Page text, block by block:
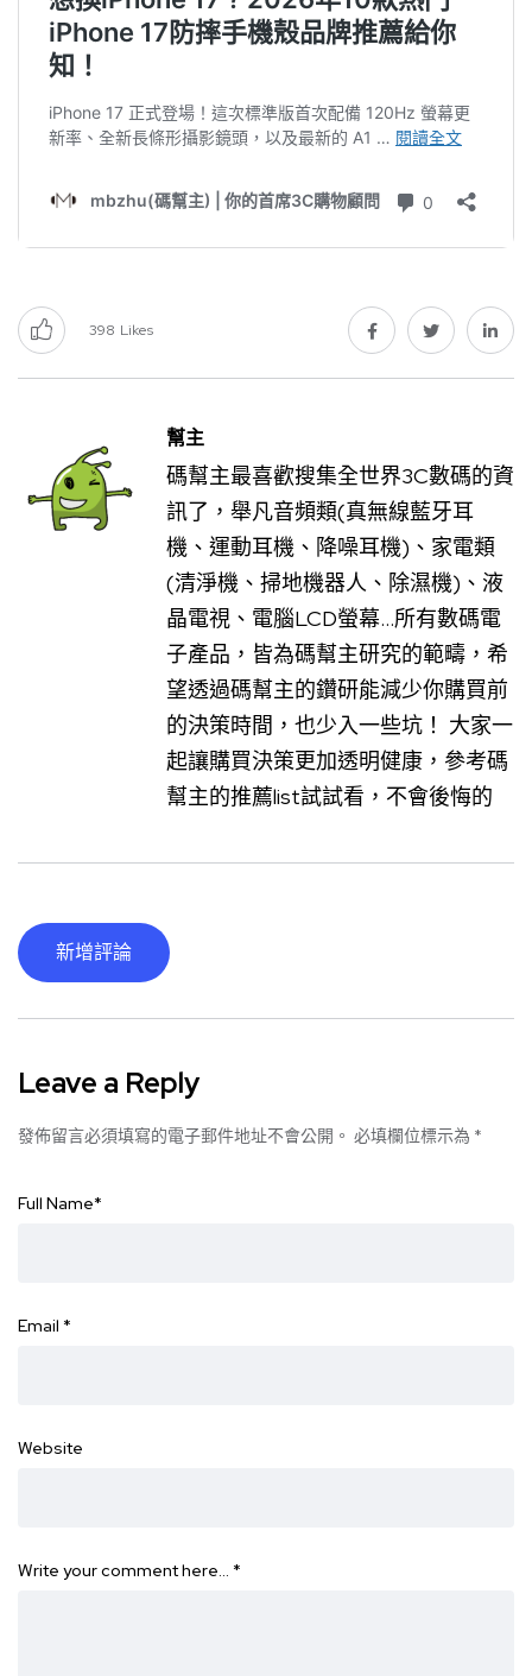
398 Likes
幫主
碼幫主最喜歡搜集全世界3C數碼的資
訊了，舉凡音頻類(真無線藍牙耳
機、運動耳機、降噪耳機)、家電類
(清淨機、掃地機器人、除濕機)、液
晶電視、電腦LCD螢幕...所有數碼電
子產品，皆為碼幫主研究的範疇，希
望透過碼幫主的鑽研能減少你購買前
的決策時間，也少入一些坑！ 大家一
起讓購買決策更加透明健康，參考碼
幫主的推薦list試試看，不會後悔的
新增評論
Leave a Reply
發佈留言必須填寫的電子郵件地址不會公開。 必填欄位標示為 *
Full Name*
Email *
Website
Write your comment here… *